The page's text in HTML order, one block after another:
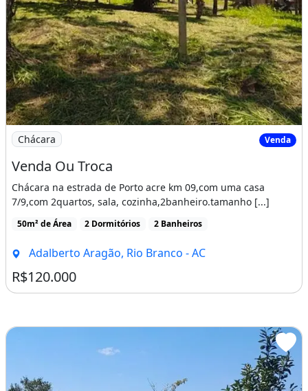
Imagem: Venda Ou Troca
Chácara Venda
Venda Ou Troca
Chácara na estrada de Porto acre km 09,com uma casa
7/9,com 2quartos, sala, cozinha,2banheiro.tamanho [...]
50m² de Área 2 Dormitórios 2 Banheiros
Adalberto Aragão, Rio Branco - AC
R$120.000